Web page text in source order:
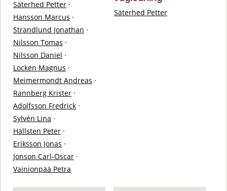
Säterhed Petter ·
Hansson Marcus ·
Strandlund Jonathan ·
Nilsson Tomas ·
Nilsson Daniel ·
Locken Magnus ·
Meimermondt Andreas ·
Rannberg Krister ·
Adolfsson Fredrick ·
Sylvén Lina ·
Hällsten Peter ·
Eriksson Jonas ·
Jonson Carl-Oscar ·
Vainionpää Petra
Säterhed Petter